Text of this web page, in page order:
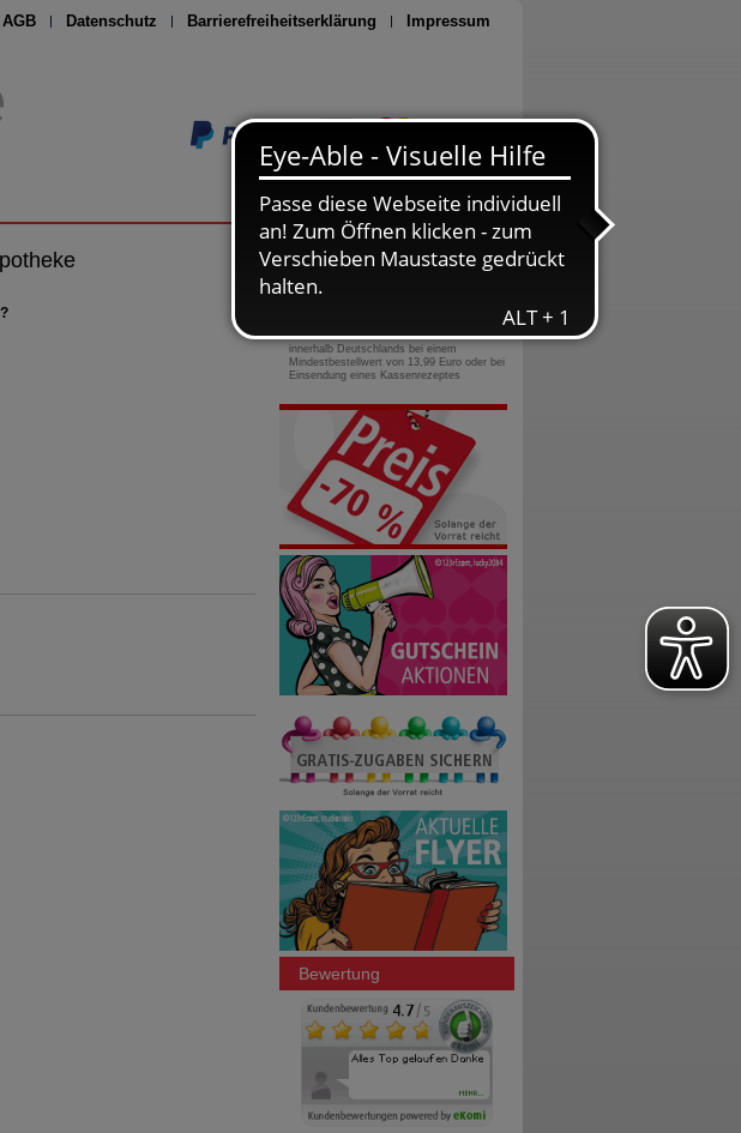
AGB Datenschutz Barrierefreiheitserklärung Impressum
Seite drucken
0800-10 11 422
gebührenfreie Rufnummer
innerhalb Deutschlands bei einem
Mindestbestellwert von 13,99 Euro oder bei
Einsendung eines Kassenrezeptes
Bewertung